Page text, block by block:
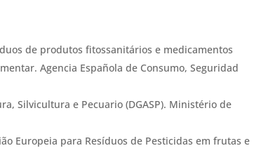
de produtos fitossanitários e medicamentos
Agencia Española de Consumo, Seguridad
Silvicultura e Pecuario (DGASP). Ministério de
Europeia para Resíduos de Pesticidas em frutas e